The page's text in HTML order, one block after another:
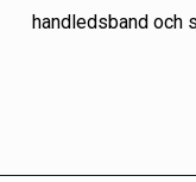
handledsband och